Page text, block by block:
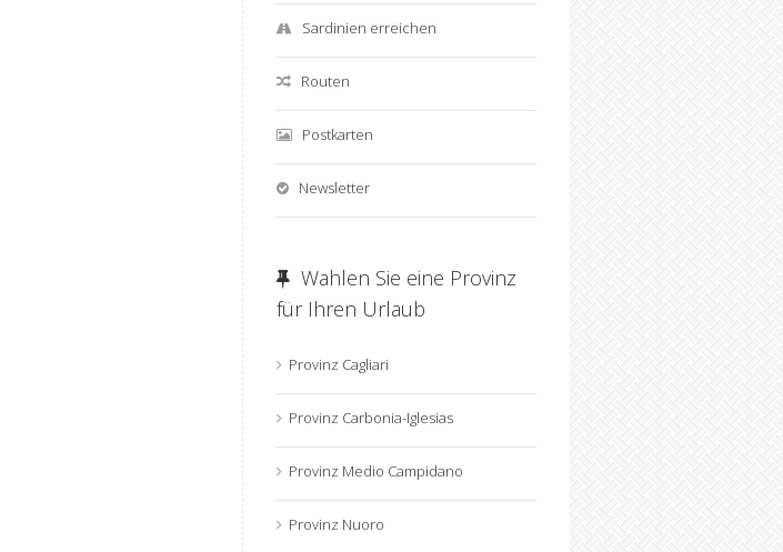
Sardinien erreichen
Routen
Postkarten
Newsletter
Wahlen Sie eine Provinz
für Ihren Urlaub
Provinz Cagliari
Provinz Carbonia-Iglesias
Provinz Medio Campidano
Provinz Nuoro